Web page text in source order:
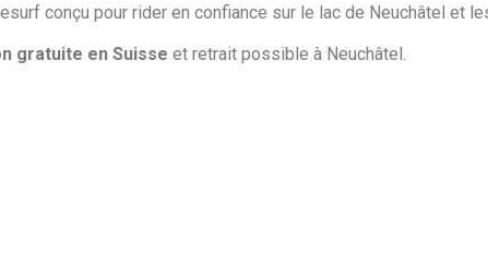
conçu pour rider en confiance sur le lac de Neuchâtel et
gratuite en Suisse et retrait possible à Neuchâtel.